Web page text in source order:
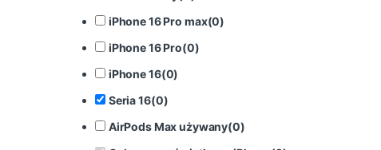
iPhone 16 Pro max(0)
iPhone 16 Pro(0)
iPhone 16(0)
Seria 16(0)
AirPods Max używany(0)